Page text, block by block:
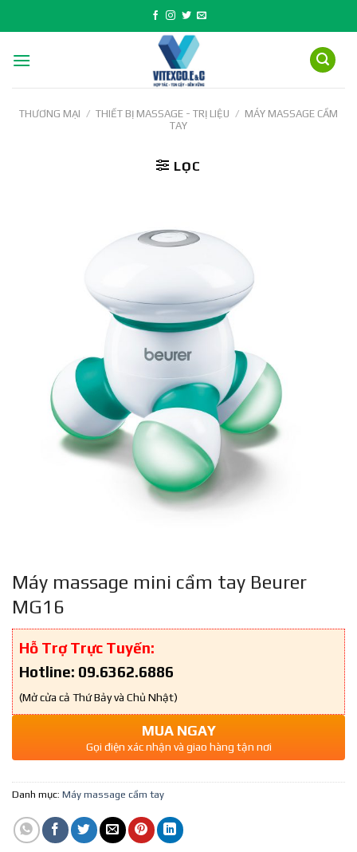
to
THƯƠNG MẠI / THIẾT BỊ MASSAGE - TRỊ LIỆU / MÁY MASSAGE CẦM
TAY
LỌC
Máy massage mini cầm tay Beurer
MG16
Hỗ Trợ Trực Tuyến:
Hotline: 09.6362.6886
(Mở cửa cả Thứ Bảy và Chủ Nhật)
MUA NGAY
Gọi điện xác nhận và giao hàng tận nơi
Danh mục: Máy massage cầm tay